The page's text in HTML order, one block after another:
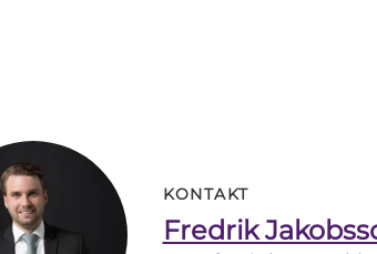
KONTAKT
Fredrik